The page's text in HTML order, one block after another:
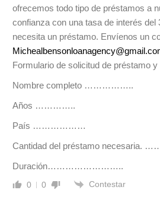
ofrecemos todo tipo de préstamos a
confianza con una tasa de interés del
necesita un préstamo. Envíenos un
Formulario de solicitud de préstamo y
Nombre completo ……………..
Años …………..
País ………………
Cantidad del préstamo
Duración……………………..
0 0 Contestar